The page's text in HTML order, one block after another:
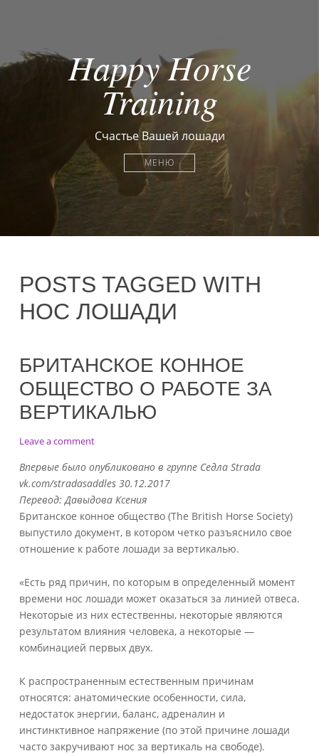
Happy Horse
Training
Счастье Вашей лошади
МЕНЮ
POSTS TAGGED WITH
НОС ЛОШАДИ
БРИТАНСКОЕ КОННОЕ
ОБЩЕСТВО О РАБОТЕ ЗА
ВЕРТИКАЛЬЮ
Leave a commenton
конное
общество
о
работе
за
вертикалью
Впервые было опубликовано в группе Седла Strada
vk.com/stradasaddles 30.12.2017
Перевод: Давыдова Ксения
Британское конное общество (The British Horse Society)
выпустило документ, в котором четко разъяснило свое
отношение к работе лошади за вертикалью.
«Есть ряд причин, по которым в определенный момент
времени нос лошади может оказаться за линией отвеса.
Некоторые из них естественны, некоторые являются
результатом влияния человека, а некоторые —
комбинацией первых двух.
К распространенным естественным причинам
относятся: анатомические особенности, сила,
недостаток энергии, баланс, адреналин и
инстинктивное напряжение (по этой причине лошади
часто закручивают нос за вертикаль на свободе).